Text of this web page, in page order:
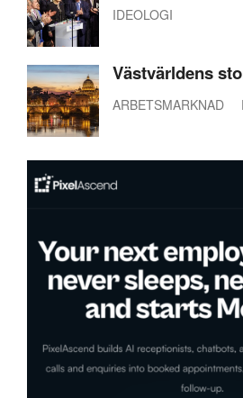
IDEOLOGI
Västvärldens
ARBETSMARKNAD